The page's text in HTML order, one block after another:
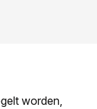
worden,